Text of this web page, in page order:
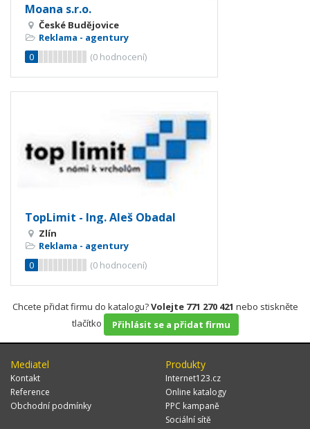
Moana s.r.o.
České Budějovice
Reklama - agentury
0
(0 hodnocení)
TopLimit - Ing. Aleš Obadal
Zlín
Reklama - agentury
0
(0 hodnocení)
Chcete přidat firmu do katalogu?Volejte 771 270 421 nebo stiskněte
tlačítko
Přihlásit se a přidat firmu
Mediatel
Kontakt
Reference
Obchodní podmínky
Produkty
Internet123.cz
Online katalogy
PPC kampaně
Sociální sítě